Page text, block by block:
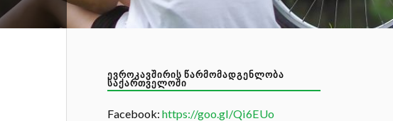
ᲔᲕᲠᲝᲙᲐᲕᲨᲘᲠᲘᲡ ᲬᲐᲠᲛᲝᲛᲐᲓᲒᲔᲜᲚᲝᲑᲐ
ᲡᲐᲥᲐᲠᲗᲕᲔᲚᲝᲨᲘ
Facebook:https://goo.gl/Qi6EUo